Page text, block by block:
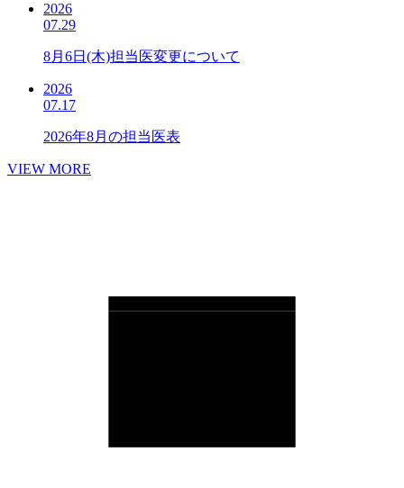
2026
07.29
8月6日(木)担当医変更について
2026
07.17
2026年8月の担当医表
VIEW MORE